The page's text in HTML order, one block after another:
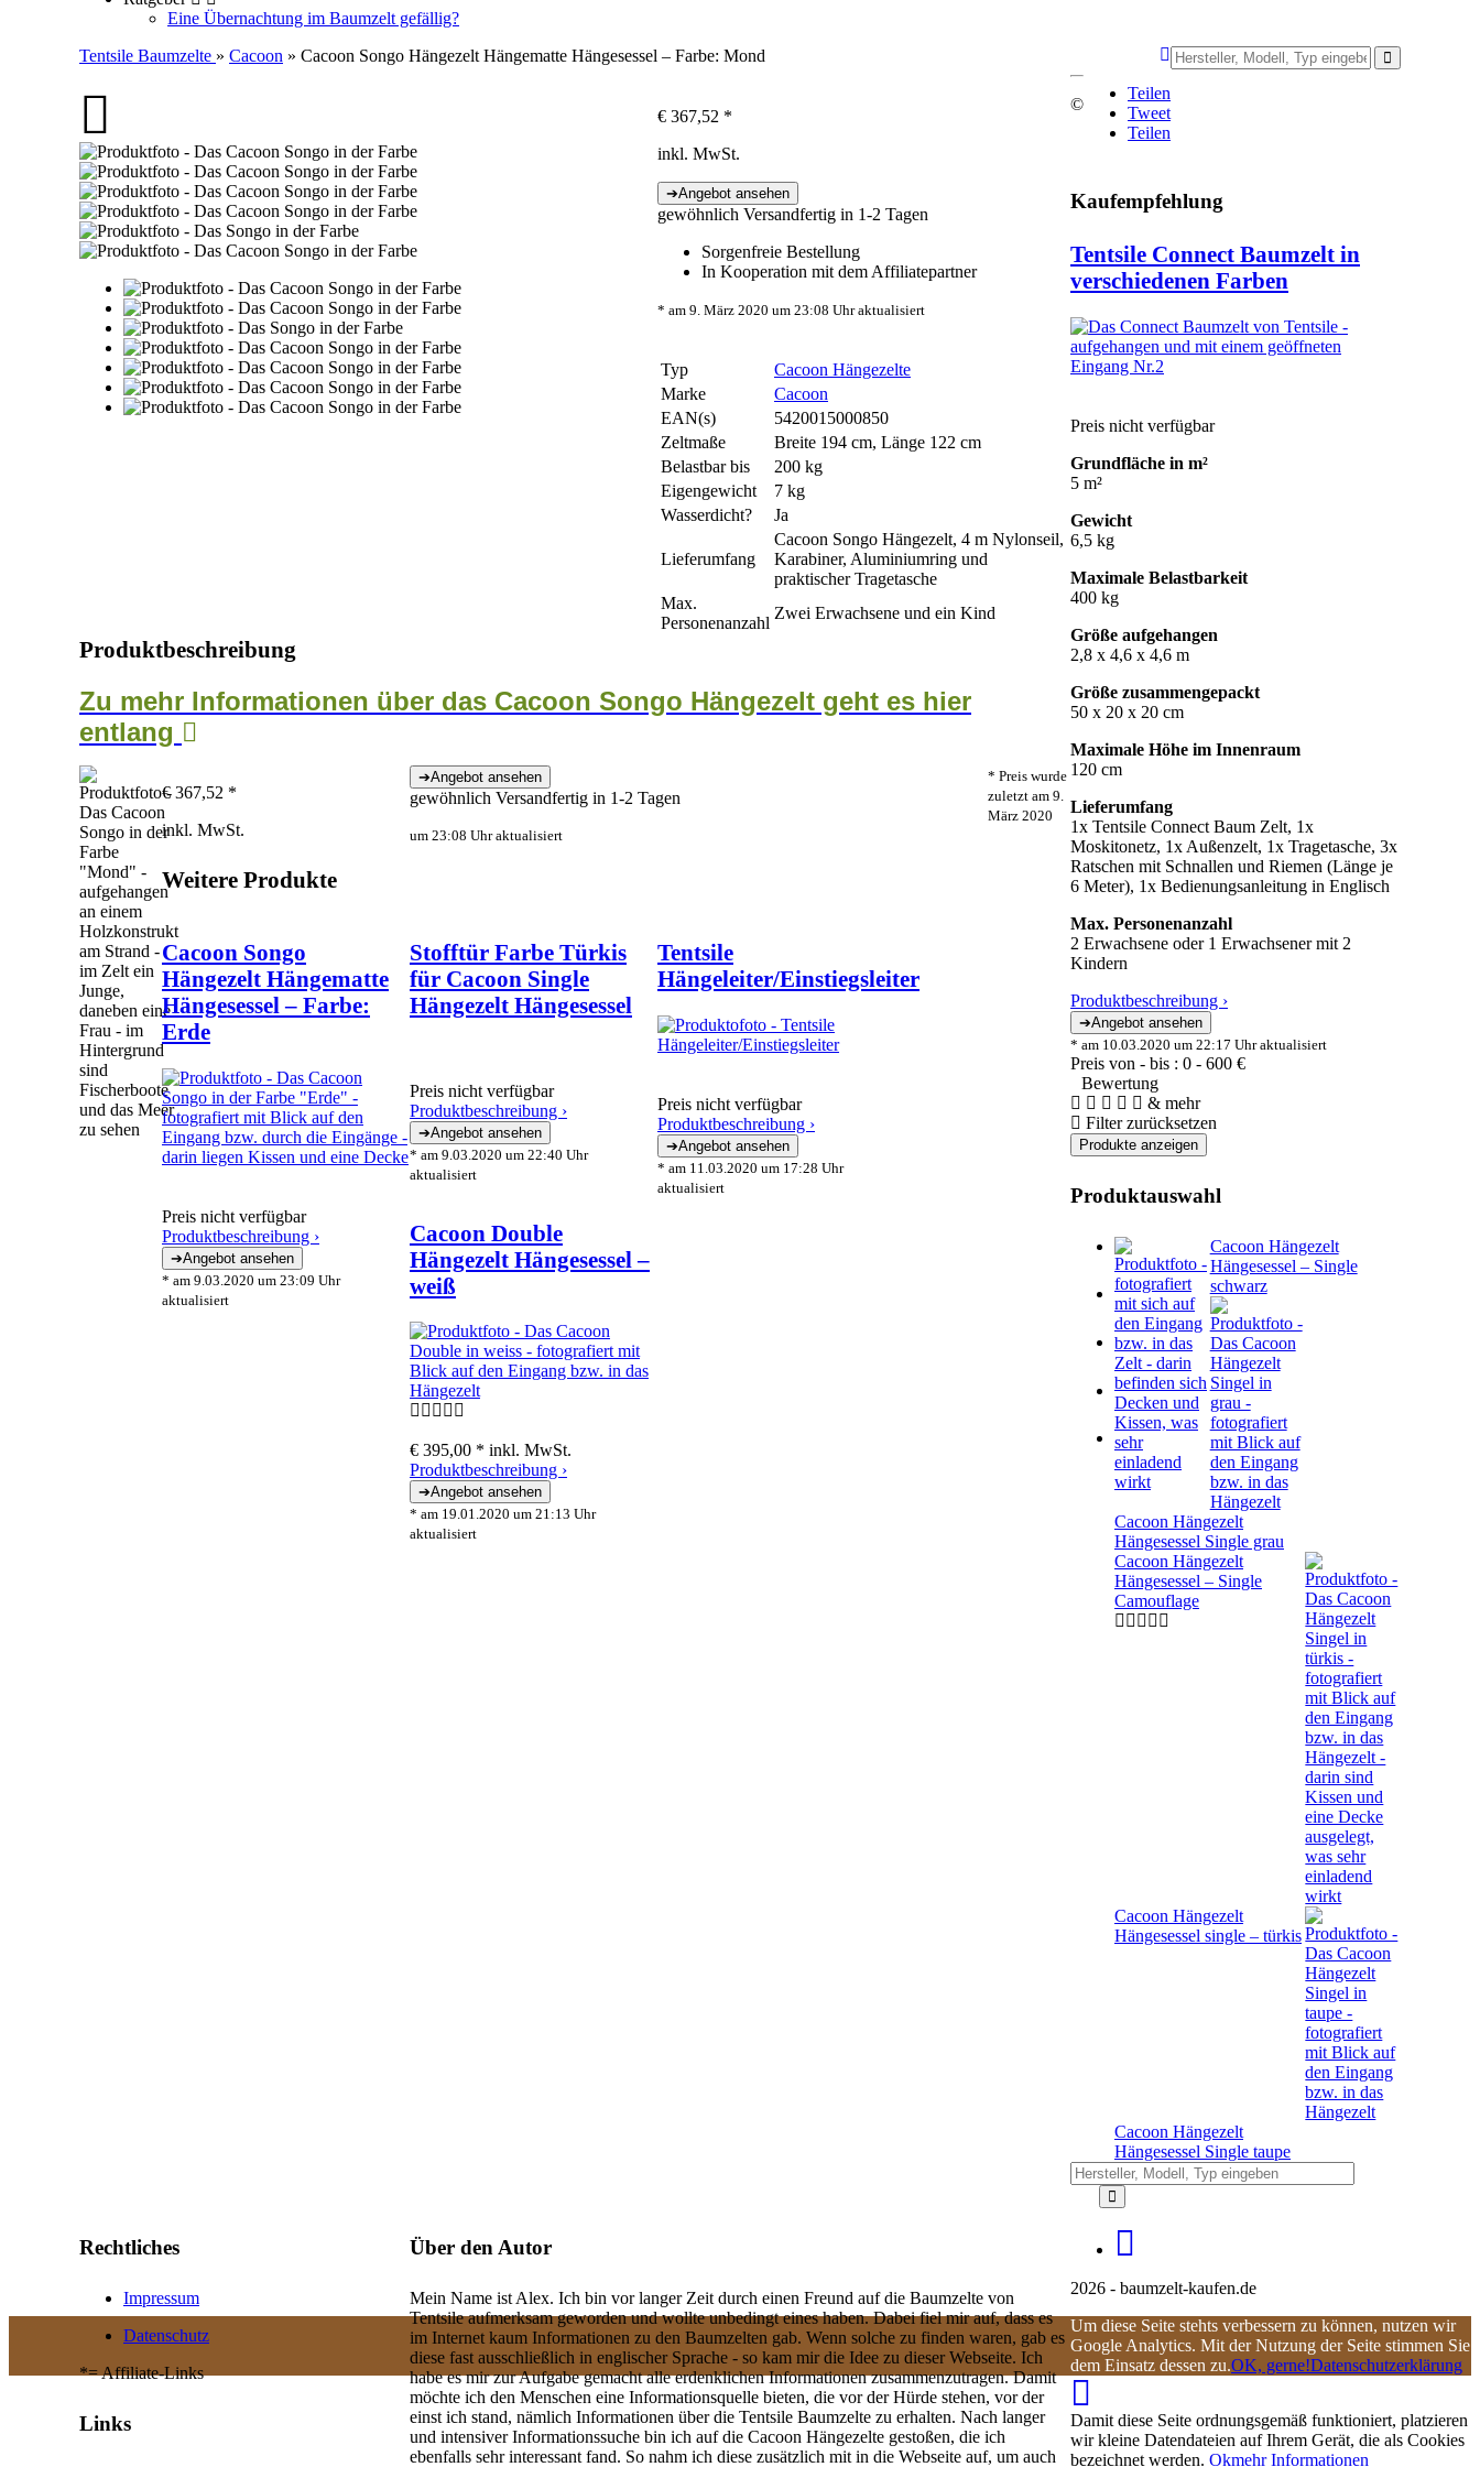
Eine Übernachtung im Baumzelt gefällig?
Tentsile Baumzelte » Cacoon » Cacoon Songo Hängezelt Hängematte Hängesessel – Farbe: Mond
Teilen
Tweet
Teilen
€367,52 *
inkl. MwSt.
gewöhnlich Versandfertig in 1-2 Tagen
Sorgenfreie Bestellung
In Kooperation mit dem Affiliatepartner
* am 9. März 2020 um 23:08 Uhr aktualisiert
Typ
Cacoon Hängezelte
Marke
Cacoon
EAN(s)
5420015000850
Zeltmaße
Breite 194 cm, Länge 122 cm
Belastbar bis
200 kg
Eigengewicht
7 kg
Wasserdicht?
Ja
Lieferumfang
Cacoon Songo Hängezelt, 4 m Nylonseil,
Karabiner, Aluminiumring und
praktischer Tragetasche
Max.
Personenanzahl
Zwei Erwachsene und ein Kind
Produktbeschreibung
Zu mehr Informationen über das Cacoon Songo Hängezelt geht es hier
entlang
€ 367,52 *
inkl. MwSt.
gewöhnlich Versandfertig in 1-2 Tagen
* Preis wurde
zuletzt am 9.
März 2020
um 23:08 Uhr aktualisiert
Weitere Produkte
Cacoon Songo
Hängezelt Hängematte
Hängesessel – Farbe:
Erde
Preis nicht verfügbar
Produktbeschreibung ›
* am 9.03.2020 um 23:09 Uhr
aktualisiert
Stofftür Farbe Türkis
für Cacoon Single
Hängezelt Hängesessel
Preis nicht verfügbar
Produktbeschreibung ›
* am 9.03.2020 um 22:40 Uhr
aktualisiert
Tentsile
Hängeleiter/Einstiegsleiter
Preis nicht verfügbar
Produktbeschreibung ›
* am 11.03.2020 um 17:28 Uhr
aktualisiert
Cacoon Double
Hängezelt Hängesessel –
weiß
€ 395,00 * inkl. MwSt.
Produktbeschreibung ›
* am 19.01.2020 um 21:13 Uhr
aktualisiert
Kaufempfehlung
Tentsile Connect Baumzelt in
verschiedenen Farben
Preis nicht verfügbar
Grundfläche in m²
5 m²
Gewicht
6,5 kg
Maximale Belastbarkeit
400 kg
Größe aufgehangen
2,8 x 4,6 x 4,6 m
Größe zusammengepackt
50 x 20 x 20 cm
Maximale Höhe im Innenraum
120 cm
Lieferumfang
1x Tentsile Connect Baum Zelt, 1x
Moskitonetz, 1x Außenzelt, 1x Tragetasche, 3x
Ratschen mit Schnallen und Riemen (Länge je
6 Meter), 1x Bedienungsanleitung in Englisch
Max. Personenanzahl
2 Erwachsene oder 1 Erwachsener mit 2
Kindern
Produktbeschreibung ›
* am 10.03.2020 um 22:17 Uhr aktualisiert
Preis von - bis : 0 - 600 €
Bewertung
& mehr
Filter zurücksetzen
Produktauswahl
Cacoon Hängezelt
Hängesessel – Single
schwarz
Cacoon Hängezelt
Hängesessel Single grau
Cacoon Hängezelt
Hängesessel – Single
Camouflage
Cacoon Hängezelt
Hängesessel single – türkis
Cacoon Hängezelt
Hängesessel Single taupe
Rechtliches
Impressum
Datenschutz
*= Affiliate-Links
Links
Über den Autor
Mein Name ist Alex. Ich bin vor langer Zeit durch einen Freund auf die Baumzelte von
Tentsile aufmerksam geworden und wollte unbedingt eines haben. Dabei fiel mir auf, dass es
im Internet kaum Informationen zu den Baumzelten gab. Wenn solche zu finden waren, gab es
diese fast ausschließlich in englischer Sprache - so kam mir die Idee zu dieser Webseite. Ich
habe es mir zur Aufgabe gemacht alle erdenklichen Informationen zusammenzutragen. Damit
möchte ich den Menschen eine Informationsquelle bieten, die vor der Hürde stehen, vor der
einst ich stand, nämlich Informationen über die Tentsile Baumzelte zu erhalten. Nach langer
und intensiver Informationssuche bin ich auf die Cacoon Hängezelte gestoßen, die ich
ebenfalls sehr interessant fand. So nahm ich diese zusätzlich mit in die Webseite auf, um auch
©
2026 - baumzelt-kaufen.de
Um diese Seite stehts verbessern zu können, nutzen wir
Google Analytics. Mit der Nutzung der Seite stimmen Sie
dem Einsatz dessen zu.OK, gerne!Datenschutzerklärung
Damit diese Seite ordnungsgemäß funktioniert, platzieren
wir kleine Datendateien auf Ihrem Gerät, die als Cookies
bezeichnet werden. Okmehr Informationen